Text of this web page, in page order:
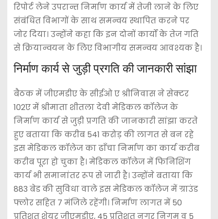
रिपोर्ट लेने उपरान्त निर्माण कार्य में तेजी लाने के लिए
संबंधित विभागों के साथ समन्वय स्थापित करने पर
जोर दिया। उन्होंने कहा कि इन दोनों कार्यों के तेज गति
से क्रियान्वयन के लिए विभागीय समन्वय आवश्यक है।
निर्माण कार्य से जुड़ी प्रगति की जानकारी सांझा
बैठक में जीएमडीए के सीईओ ए श्रीनिवास ने सेक्टर
102ए में श्रीमाता शीतला देवी मेडिकल कॉलेज के
निर्माण कार्य से जुड़ी प्रगति की जानकारी सांझा करते
हुए बताया कि करीब 541 करोड़ की लागत से बन रहे
इस मेडिकल कॉलेज का ढाँचा निर्माण का कार्य करीब
करीब पूरा हो चुका है। मेडिकल कॉलेज में फिनिशिंग
कार्य भी समानांतर रूप से जारी है। उन्होंने बताया कि
883 बेड की सुविधा वाले इस मेडिकल कॉलेज में ग्राउंड
फ्लोर सहित 7 मंजिले रहेंगी। निर्माण लागत में 50
प्रतिशत शेयर जीएमडीए, 45 प्रतिशत नगर निगम व 5